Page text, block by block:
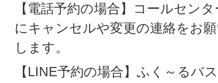
【電話予約の場合】コールセンタ
にキャンセルや変更の連絡をお
します。
【LINE予約の場合】ふく～るバ